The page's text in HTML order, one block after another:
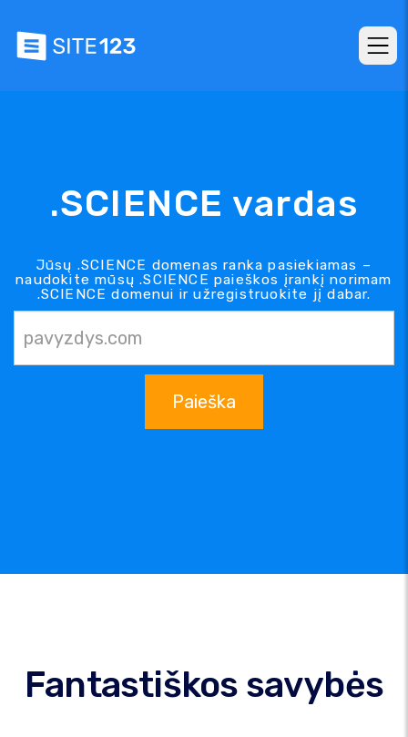
.SCIENCE vardas
Jūsų .SCIENCE domenas ranka pasiekiamas –
naudokite mūsų .SCIENCE paieškos įrankį norimam
.SCIENCE domenui ir užregistruokite jį dabar.
Paieška
Fantastiškos savybės